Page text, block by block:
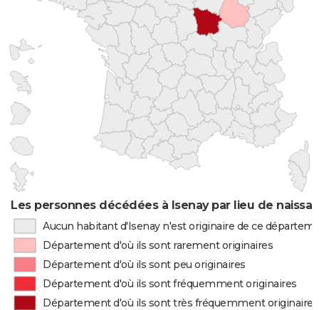
Les personnes décédées à Isenay par lieu de
Aucun habitant d'Isenay n'est originaire de ce
Département d'où ils sont rarement originaires
Département d'où ils sont peu originaires
Département d'où ils sont fréquemment originaires
Département d'où ils sont très fréquemment originaires